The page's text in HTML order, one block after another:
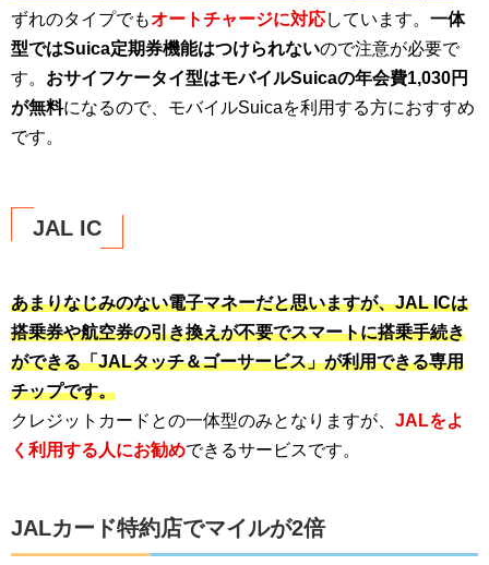
ずれのタイプでもオートチャージに対応しています。 一体
型ではSuica定期券機能はつけられないので注意が必要で
す。 おサイフケータイ型はモバイルSuicaの年会費1,030円
が無料になるので、モバイルSuicaを利用する方におすすめ
です。
JAL IC
あまりなじみのない電子マネーだと思いますが、JAL ICは
搭乗券や航空券の引き換えが不要でスマートに搭乗手続き
ができる「JALタッチ＆ゴーサービス」が利用できる専用
チップです。
クレジットカードとの一体型のみとなりますが、 JALをよ
く利用する人にお勧めできるサービスです。
JALカード特約店でマイルが2倍